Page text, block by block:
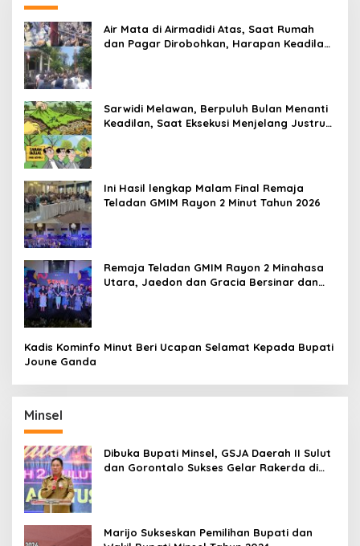
Air Mata di Airmadidi Atas, Saat Rumah
dan Pagar Dirobohkan, Harapan Keadilan
Sarwidi Melawan, Berpuluh Bulan Menanti
Keadilan, Saat Eksekusi Menjelang Justru
Ini Hasil lengkap Malam Final Remaja
Teladan GMIM Rayon 2 Minut Tahun 2026
Remaja Teladan GMIM Rayon 2 Minahasa
Utara, Jaedon dan Gracia Bersinar dan
Kadis Kominfo Minut Beri Ucapan Selamat Kepada Bupati
Joune Ganda
Minsel
Dibuka Bupati Minsel, GSJA Daerah II Sulut
dan Gorontalo Sukses Gelar Rakerda di
Marijo Sukseskan Pemilihan Bupati dan